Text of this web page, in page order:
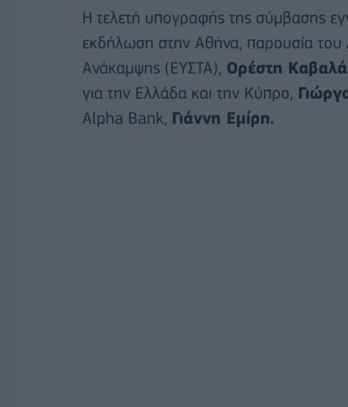
Η τελετή υπογραφής της σύμβασης
εκδήλωση στην Αθήνα, παρουσία του
Ανάκαμψης (ΕΥΣΤΑ), Ορέστη
για την Ελλάδα και την Κύπρο,
Alpha Bank, Γιάννη Εμίρη.